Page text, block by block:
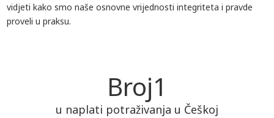
vidjeti kako smo naše osnovne vrijednosti integriteta i pravde
proveli u praksu.
Broj1
u naplati potraživanja u Češkoj